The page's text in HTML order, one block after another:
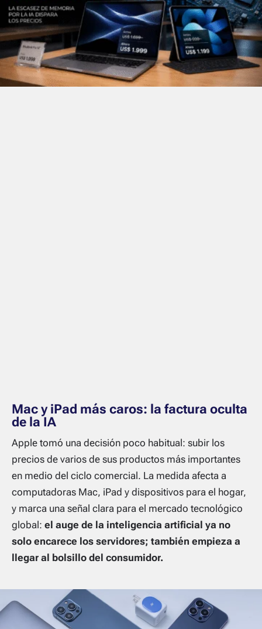
Mac y iPad más caros: la factura oculta
de la IA
Apple tomó una decisión poco habitual: subir los
precios de varios de sus productos más importantes
en medio del ciclo comercial. La medida afecta a
computadoras Mac, iPad y dispositivos para el hogar,
y marca una señal clara para el mercado tecnológico
global: el auge de la inteligencia artificial ya no
solo encarece los servidores; también empieza a
llegar al bolsillo del consumidor.